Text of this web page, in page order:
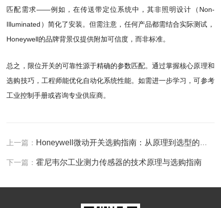
匹配需求——例如，在传送带定位系统中，其非照明设计（Non-
Illuminated）简化了安装。但需注意，任何产品都需结合实际测试，
Honeywell的品牌背景仅提供附加可信度，而非标准。
总之，限位开关的可靠性源于精确的参数匹配。通过掌握核心原理和
选购技巧，工程师能优化自动化系统性能。如需进一步学习，可参考
工业控制手册或咨询专业供应商。
上一篇： Honeywell微动开关选购指南：从原理到选型的关键要素
下一篇：霍尼韦尔工业测力传感器的技术原理与选购指南